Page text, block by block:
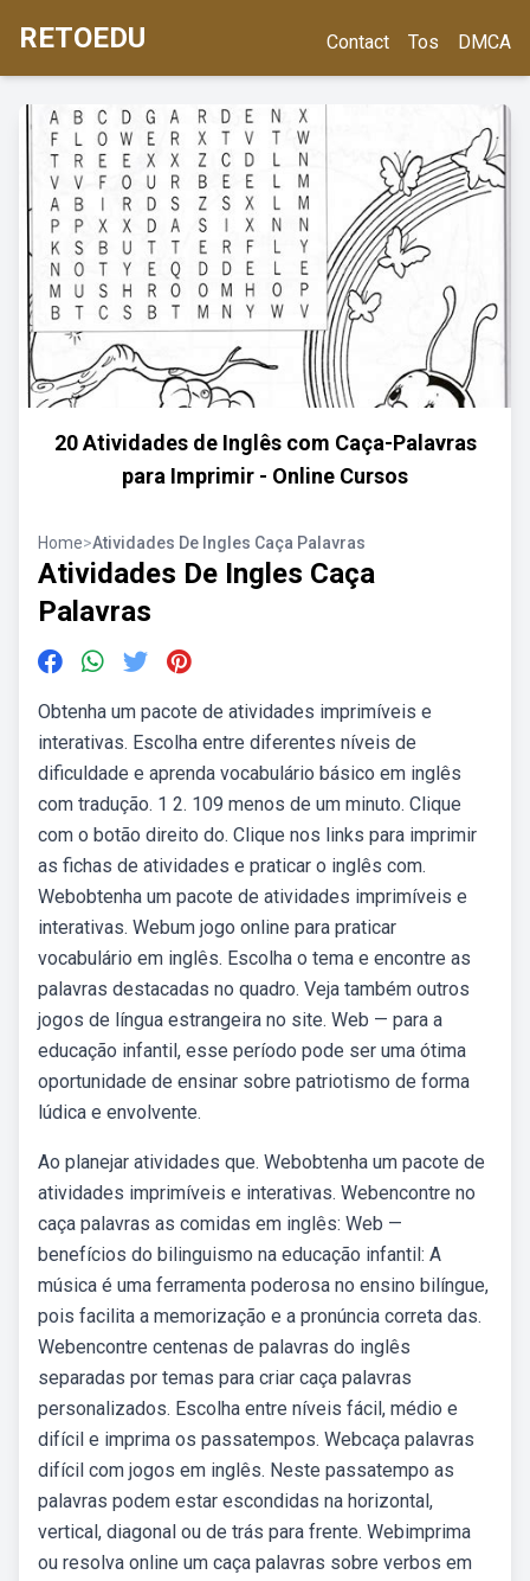
RETOEDU Contact Tos DMCA
20 Atividades de Inglês com Caça-Palavras
para Imprimir - Online Cursos
Home>Atividades De Ingles Caça Palavras
Atividades De Ingles Caça
Palavras
Obtenha um pacote de atividades imprimíveis e
interativas. Escolha entre diferentes níveis de
dificuldade e aprenda vocabulário básico em inglês
com tradução. 1 2. 109 menos de um minuto. Clique
com o botão direito do. Clique nos links para imprimir
as fichas de atividades e praticar o inglês com.
Webobtenha um pacote de atividades imprimíveis e
interativas. Webum jogo online para praticar
vocabulário em inglês. Escolha o tema e encontre as
palavras destacadas no quadro. Veja também outros
jogos de língua estrangeira no site. Web — para a
educação infantil, esse período pode ser uma ótima
oportunidade de ensinar sobre patriotismo de forma
lúdica e envolvente.
Ao planejar atividades que. Webobtenha um pacote de
atividades imprimíveis e interativas. Webencontre no
caça palavras as comidas em inglês: Web —
benefícios do bilinguismo na educação infantil: A
música é uma ferramenta poderosa no ensino bilíngue,
pois facilita a memorização e a pronúncia correta das.
Webencontre centenas de palavras do inglês
separadas por temas para criar caça palavras
personalizados. Escolha entre níveis fácil, médio e
difícil e imprima os passatempos. Webcaça palavras
difícil com jogos em inglês. Neste passatempo as
palavras podem estar escondidas na horizontal,
vertical, diagonal ou de trás para frente. Webimprima
ou resolva online um caça palavras sobre verbos em